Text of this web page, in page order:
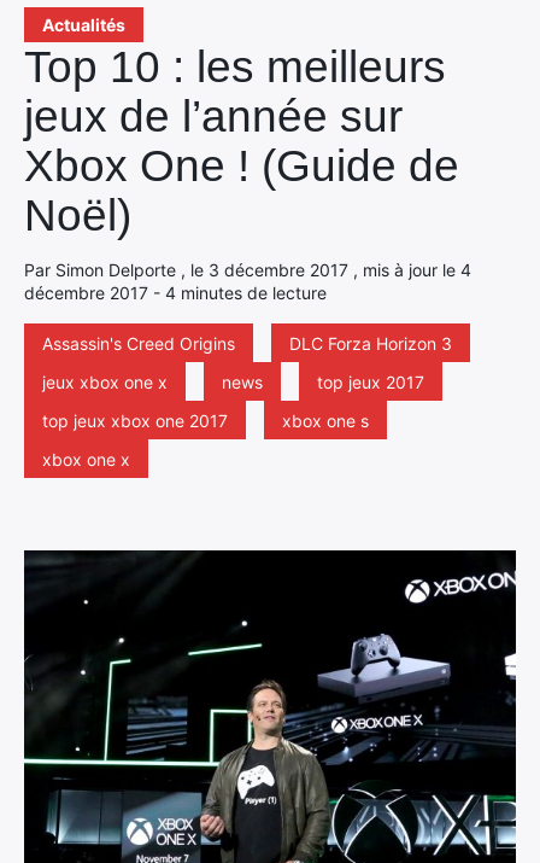
Actualités
Top 10 : les meilleurs
jeux de l’année sur
Xbox One ! (Guide de
Noël)
Par Simon Delporte , le 3 décembre 2017 , mis à jour le 4
décembre 2017 - 4 minutes de lecture
Assassin's Creed Origins
DLC Forza Horizon 3
jeux xbox one x
news
top jeux 2017
top jeux xbox one 2017
xbox one s
xbox one x